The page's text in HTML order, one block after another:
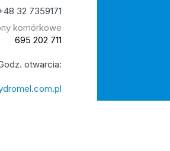
32 7359171
komórkowe
695 202 711
otwarcia: